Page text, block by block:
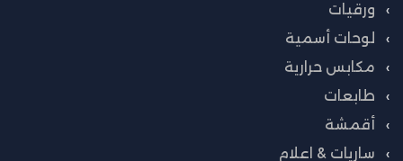
ورقيات
لوحات أسمية
مكابس حرارية
طابعات
أقمشة
ساريات & اعلام